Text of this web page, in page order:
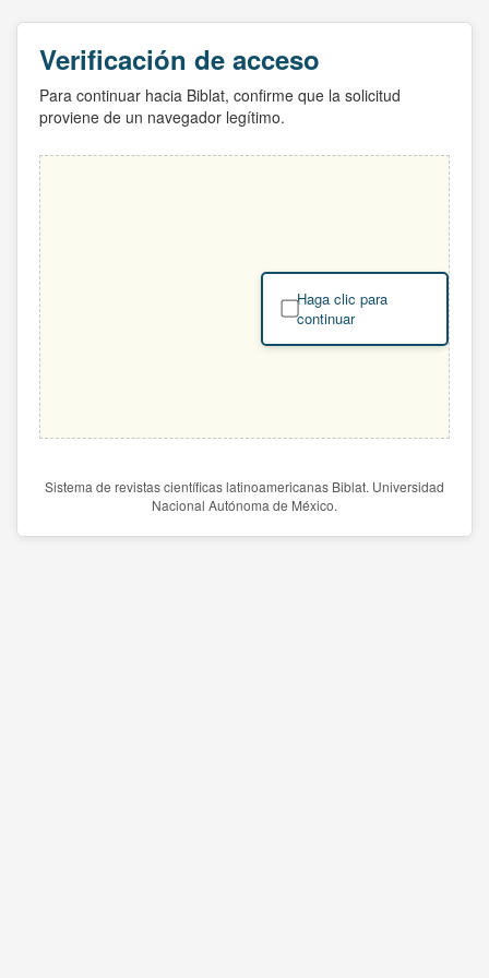
Verificación de acceso
Para continuar hacia Biblat, confirme que la solicitud
proviene de un navegador legítimo.
Haga clic para
continuar
Sistema de revistas científicas latinoamericanas Biblat. Universidad
Nacional Autónoma de México.